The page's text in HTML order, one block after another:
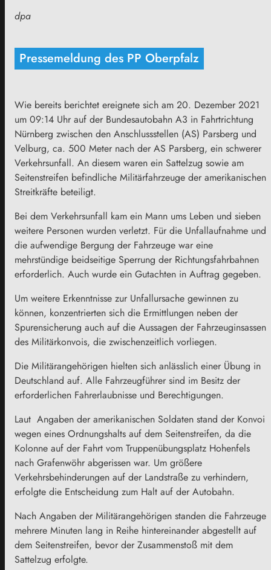
dpa
Pressemeldung des PP Oberpfalz
Wie bereits berichtet ereignete sich am 20. Dezember 2021
um 09:14 Uhr auf der Bundesautobahn A3 in Fahrtrichtung
Nürnberg zwischen den Anschlussstellen (AS) Parsberg und
Velburg, ca. 500 Meter nach der AS Parsberg, ein schwerer
Verkehrsunfall. An diesem waren ein Sattelzug sowie am
Seitenstreifen befindliche Militärfahrzeuge der amerikanischen
Streitkräfte beteiligt.
Bei dem Verkehrsunfall kam ein Mann ums Leben und sieben
weitere Personen wurden verletzt. Für die Unfallaufnahme und
die aufwendige Bergung der Fahrzeuge war eine
mehrstündige beidseitige Sperrung der Richtungsfahrbahnen
erforderlich. Auch wurde ein Gutachten in Auftrag gegeben.
Um weitere Erkenntnisse zur Unfallursache gewinnen zu
können, konzentrierten sich die Ermittlungen neben der
Spurensicherung auch auf die Aussagen der Fahrzeuginsassen
des Militärkonvois, die zwischenzeitlich vorliegen.
Die Militärangehörigen hielten sich anlässlich einer Übung in
Deutschland auf. Alle Fahrzeugführer sind im Besitz der
erforderlichen Fahrerlaubnisse und Berechtigungen.
Laut Angaben der amerikanischen Soldaten stand der Konvoi
wegen eines Ordnungshalts auf dem Seitenstreifen, da die
Kolonne auf der Fahrt vom Truppenübungsplatz Hohenfels
nach Grafenwöhr abgerissen war. Um größere
Verkehrsbehinderungen auf der Landstraße zu verhindern,
erfolgte die Entscheidung zum Halt auf der Autobahn.
Nach Angaben der Militärangehörigen standen die Fahrzeuge
mehrere Minuten lang in Reihe hintereinander abgestellt auf
dem Seitenstreifen, bevor der Zusammenstoß mit dem
Sattelzug erfolgte.